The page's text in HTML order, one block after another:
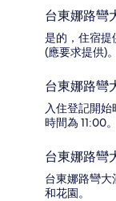
台東娜路彎
是的，住宿
(應要求提供)。
台東娜路彎
入住登記開
時間為 11:00。
台東娜路彎
台東娜路彎
和花園。